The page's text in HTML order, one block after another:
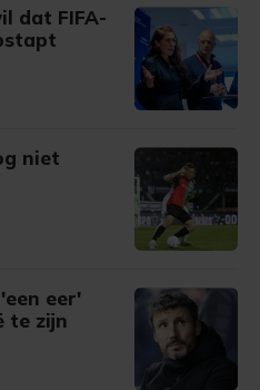
dat FIFA-
niet
eer'
te zijn